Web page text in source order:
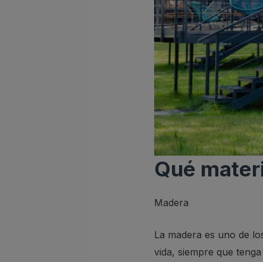
Qué
Madera
La madera es uno de
vida, siempre que